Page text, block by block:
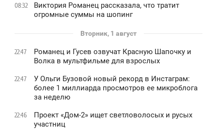
08:32
Виктория Романец рассказала, что тратит
огромные суммы на шопинг
Вторник, 1 август
22:47
Романец и Гусев озвучат Красную Шапочку и
Волка в мультфильме для взрослых
22:47
У Ольги Бузовой новый рекорд в Инстаграм:
более 1 миллиарда просмотров ее микроблога
за неделю
22:46
Проект «Дом-2» ищет светловолосых и русых
участниц